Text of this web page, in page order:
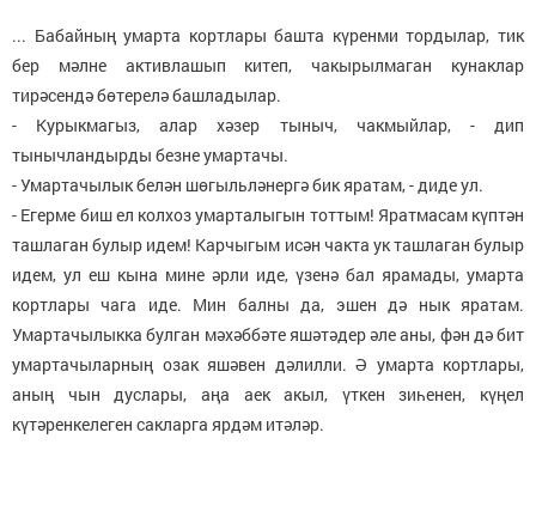
... Бабайның умарта кортлары башта күренми тордылар, тик
бер мәлне активлашып китеп, чакырылмаган кунаклар
тирәсендә бөтерелә башладылар.
- Курыкмагыз, алар хәзер тыныч, чакмыйлар, - дип
тынычландырды безне умартачы.
- Умартачылык белән шөгыльләнергә бик яратам, - диде ул.
- Егерме биш ел колхоз умарталыгын тоттым! Яратмасам күптән
ташлаган булыр идем! Карчыгым исән чакта ук ташлаган булыр
идем, ул еш кына мине әрли иде, үзенә бал ярамады, умарта
кортлары чага иде. Мин балны да, эшен дә нык яратам.
Умартачылыкка булган мәхәббәте яшәтәдер әле аны, фән дә бит
умартачыларның озак яшәвен дәлилли. Ә умарта кортлары,
аның чын дуслары, аңа аек акыл, үткен зиһенен, күңел
күтәренкелеген сакларга ярдәм итәләр.